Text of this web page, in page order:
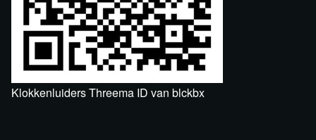
Klokkenluiders Threema ID van blckbx